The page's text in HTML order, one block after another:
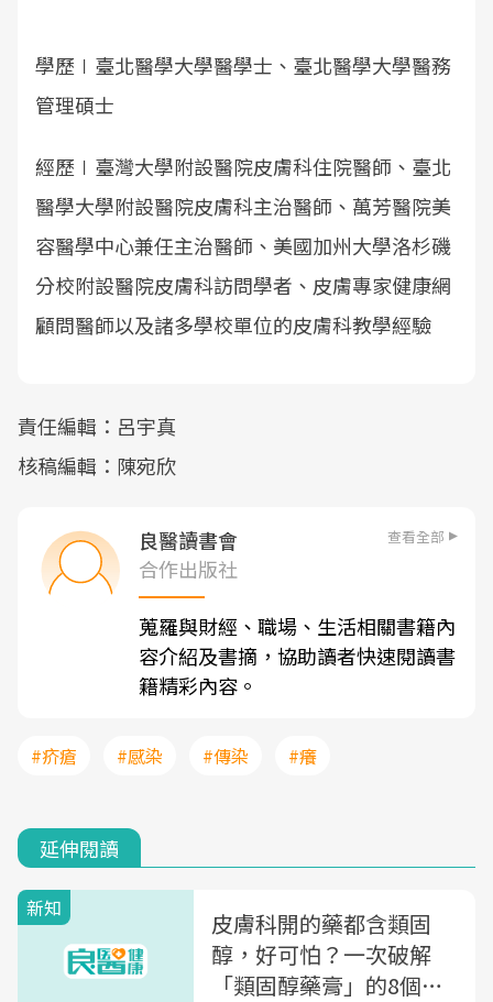
學歷∣臺北醫學大學醫學士、臺北醫學大學醫務
管理碩士
經歷∣臺灣大學附設醫院皮膚科住院醫師、臺北
醫學大學附設醫院皮膚科主治醫師、萬芳醫院美
容醫學中心兼任主治醫師、美國加州大學洛杉磯
分校附設醫院皮膚科訪問學者、皮膚專家健康網
顧問醫師以及諸多學校單位的皮膚科教學經驗
責任編輯：呂宇真
核稿編輯：陳宛欣
良醫讀書會 查看全部
合作出版社
蒐羅與財經、職場、生活相關書籍內
容介紹及書摘，協助讀者快速閱讀書
籍精彩內容。
#疥瘡 #感染 #傳染 #癢
延伸閱讀
新知
皮膚科開的藥都含類固
醇，好可怕？一次破解
「類固醇藥膏」的8個迷